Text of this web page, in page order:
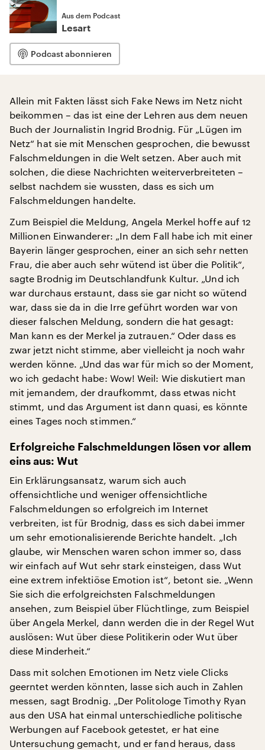
Aus dem Podcast
Lesart
Podcast abonnieren
Allein mit Fakten lässt sich Fake News im Netz nicht
beikommen – das ist eine der Lehren aus dem neuen
Buch der Journalistin Ingrid Brodnig. Für „Lügen im
Netz“ hat sie mit Menschen gesprochen, die bewusst
Falschmeldungen in die Welt setzen. Aber auch mit
solchen, die diese Nachrichten weiterverbreiteten –
selbst nachdem sie wussten, dass es sich um
Falschmeldungen handelte.
Zum Beispiel die Meldung, Angela Merkel hoffe auf 12
Millionen Einwanderer: „In dem Fall habe ich mit einer
Bayerin länger gesprochen, einer an sich sehr netten
Frau, die aber auch sehr wütend ist über die Politik“,
sagte Brodnig im Deutschlandfunk Kultur. „Und ich
war durchaus erstaunt, dass sie gar nicht so wütend
war, dass sie da in die Irre geführt worden war von
dieser falschen Meldung, sondern die hat gesagt:
Man kann es der Merkel ja zutrauen.“ Oder dass es
zwar jetzt nicht stimme, aber vielleicht ja noch wahr
werden könne. „Und das war für mich so der Moment,
wo ich gedacht habe: Wow! Weil: Wie diskutiert man
mit jemandem, der draufkommt, dass etwas nicht
stimmt, und das Argument ist dann quasi, es könnte
eines Tages noch stimmen.“
Erfolgreiche Falschmeldungen lösen vor allem
eins aus: Wut
Ein Erklärungsansatz, warum sich auch
offensichtliche und weniger offensichtliche
Falschmeldungen so erfolgreich im Internet
verbreiten, ist für Brodnig, dass es sich dabei immer
um sehr emotionalisierende Berichte handelt. „Ich
glaube, wir Menschen waren schon immer so, dass
wir einfach auf Wut sehr stark einsteigen, dass Wut
eine extrem infektiöse Emotion ist“, betont sie. „Wenn
Sie sich die erfolgreichsten Falschmeldungen
ansehen, zum Beispiel über Flüchtlinge, zum Beispiel
über Angela Merkel, dann werden die in der Regel Wut
auslösen: Wut über diese Politikerin oder Wut über
diese Minderheit.“
Dass mit solchen Emotionen im Netz viele Clicks
geerntet werden könnten, lasse sich auch in Zahlen
messen, sagt Brodnig. „Der Politologe Timothy Ryan
aus den USA hat einmal unterschiedliche politische
Werbungen auf Facebook getestet, er hat eine
Untersuchung gemacht, und er fand heraus, dass